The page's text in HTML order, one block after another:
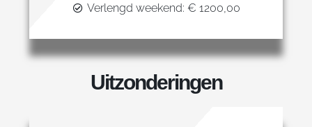
Verlengd weekend: € 1200,00
Uitzonderingen